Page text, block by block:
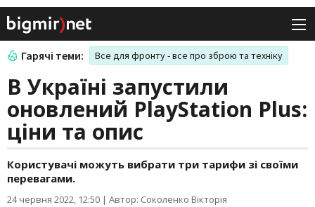
Гарячі теми: Все для фронту - все про зброю та техніку
В Україні запустили
оновлений PlayStation Plus:
ціни та опис
Користувачі можуть вибрати три тарифи зі своїми
перевагами.
24 червня 2022, 12:50 | Автор: Соколенко Вікторія